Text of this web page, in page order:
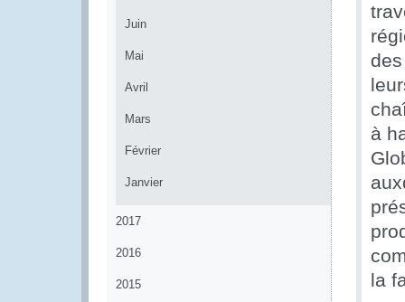
Juin
Mai
Avril
Mars
Février
Janvier
2017
2016
2015
à
la